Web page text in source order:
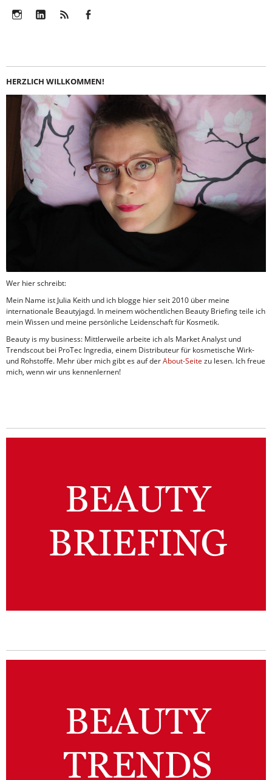
HERZLICH WILLKOMMEN!
Wer hier schreibt:
Mein Name ist Julia Keith und ich blogge hier seit 2010 über meine
internationale Beautyjagd. In meinem wöchentlichen Beauty Briefing teile ich
mein Wissen und meine persönliche Leidenschaft für Kosmetik.
Beauty is my business: Mittlerweile arbeite ich als Market Analyst und
Trendscout bei ProTec Ingredia, einem Distributeur für kosmetische Wirk-
und Rohstoffe. Mehr über mich gibt es auf derAbout-Seite zu lesen. Ich freue
mich, wenn wir uns kennenlernen!